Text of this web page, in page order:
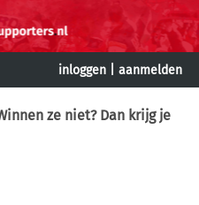
inloggen aanmelden
ze niet? Dan krijg je